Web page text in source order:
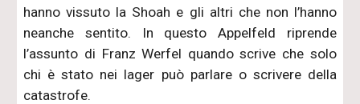
hanno vissuto la Shoah e gli altri che non l’hanno
neanche sentito. In questo Appelfeld riprende
l’assunto di Franz Werfel quando scrive che solo
chi è stato nei lager può parlare o scrivere della
catastrofe.